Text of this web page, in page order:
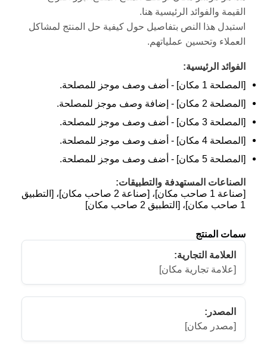
القيمة والفوائد الرئيسية هنا.
استبدل هذا النص بتفاصيل حول كيفية حل المنتج لمشاكل
العملاء وتحسين عملياتهم.
الفوائد الرئيسية:
[المصلحة 1 مكان] - أضف وصف موجز للمصلحة.
[المصلحة 2 مكان] - إضافة وصف موجز للمصلحة.
[المصلحة 3 مكان] - أضف وصف موجز للمصلحة.
[المصلحة 4 مكان] - أضف وصف موجز للمصلحة.
[المصلحة 5 مكان] - أضف وصف موجز للمصلحة.
الصناعات المستهدفة والتطبيقات:
[صناعة 1 صاحب مكان]، [صناعة 2 صاحب مكان]، [التطبيق
1 صاحب مكان]، [التطبيق 2 صاحب مكان]
سمات المنتج
العلامة التجارية:
[علامة تجارية مكان]
المصدر:
[مصدر مكان]